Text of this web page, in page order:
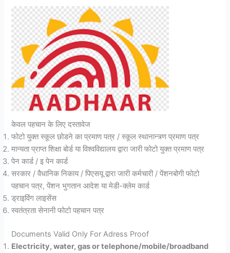
केवल पहचान के लिए दस्तावेज
फोटो युक्त स्कूल छोडने का प्रमाण पत्र / स्कूल स्थानान्त्र्ण प्रमाण पत्र
मान्यता प्राप्त शिक्षा बोर्ड या विश्वविद्यालय द्वारा जारी फोटो युक्त प्रमाण पत्र
पेन कार्ड / इ पेन कार्ड
सरकार / वैधानिक निकाय / पिएसयू द्वारा जारी कर्मचारी / पेंशनबोगी फोटो
पहचान पत्र, पेंशन भुगतान आदेश या मेडी-क्लेम कार्ड
ड्राइविंग लाइसेंस
स्वतंत्रता सेनानी फोटो पहचान पत्र
Documents Valid Only For Adress Proof
Electricity, water, gas or telephone/mobile/broadband